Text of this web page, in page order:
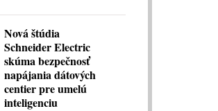
Nová štúdia
Schneider Electric
skúma bezpečnosť
napájania dátových
centier pre umelú
inteligenciu